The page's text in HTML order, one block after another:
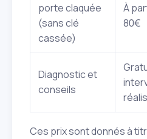
porte claquée
(sans clé
cassée)
À
80€
Diagnostic et
conseils
Ces prix sont donnés à